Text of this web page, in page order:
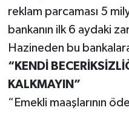
reklam parcaması 5
bankanın ilk 6 aydaki
Hazineden bu
“KENDİ
KALKMAYIN”
“Emekli maaşlarının